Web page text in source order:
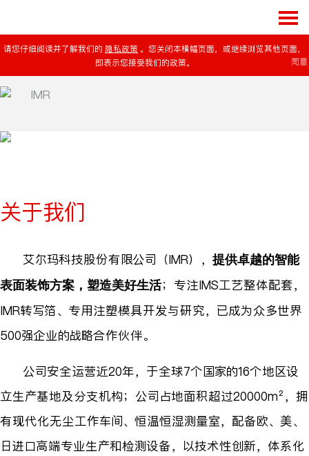
请您仔细阅读并了解我们的 隐私政策 。您关闭本横幅页面，或继续浏览其他页面，
即表示您接受我们的政策。
同意
关于我们
艾尔玛科技股份有限公司（IMR）， 提供卓越的智能
表面装饰方案，塑造美好生活；专注IMS工艺整体配套，
IMR转写箔、专用注塑模具开发与研究，已成为众多世界
500强企业的战略合作伙伴。
公司安全运营近20年，于全球7个国家的16个地区设
立生产基地及分支机构；公司占地面积超过20000m²，拥
有现代化无尘工作车间、恒温恒湿测量室，配备欧、美、
日进口高端专业生产和检测设备，以技术性创新，体系化